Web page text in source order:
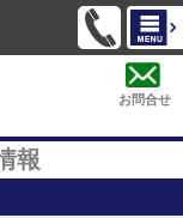
お問合せ
報